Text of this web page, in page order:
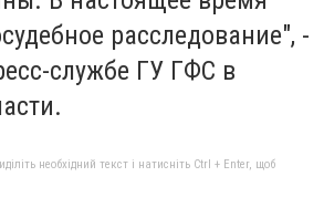
расследование", -
службе ГУ ГФС в
необхідний текст і натисніть Ctrl + Enter, щоб